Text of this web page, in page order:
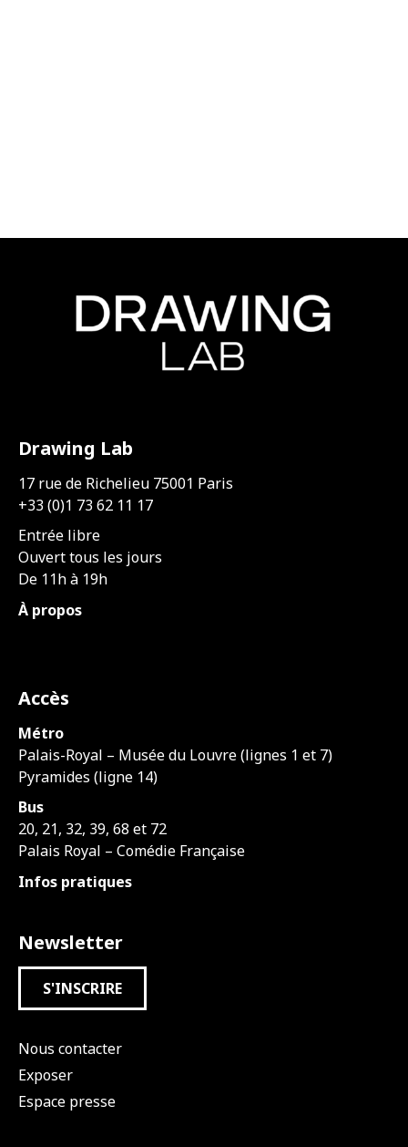
Drawing Lab
17 rue de Richelieu 75001 Paris
+33 (0)1 73 62 11 17
Entrée libre
Ouvert tous les jours
De 11h à 19h
À propos
Accès
Métro
Palais-Royal – Musée du Louvre (lignes 1 et 7)
Pyramides (ligne 14)
Bus
20, 21, 32, 39, 68 et 72
Palais Royal – Comédie Française
Infos pratiques
Newsletter
S'INSCRIRE
Nous contacter
Exposer
Espace presse